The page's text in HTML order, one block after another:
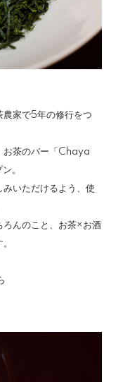
農家で5年の修行をつ
お茶のバー「Chaya
。
みいただけるよう、使
ろんのこと、お茶×お酒